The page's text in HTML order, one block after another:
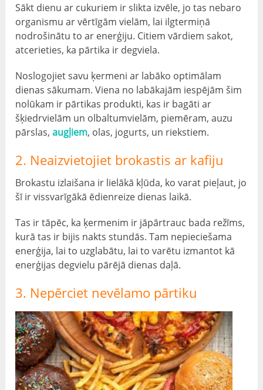
Sākt dienu ar cukuriem ir slikta izvēle, jo tas nebaro
organismu ar vērtīgām vielām, lai ilgtermiņā
nodrošinātu to ar enerģiju. Citiem vārdiem sakot,
atcerieties, ka pārtika ir degviela.
Noslogojiet savu ķermeni ar labāko optimālam
dienas sākumam. Viena no labākajām iespējām šim
nolūkam ir pārtikas produkti, kas ir bagāti ar
šķiedrvielām un olbaltumvielām, piemēram, auzu
pārslas,augļiem, olas, jogurts, un riekstiem.
2. Neaizvietojiet brokastis ar kafiju
Brokastu izlaišana ir lielākā kļūda, ko varat pieļaut, jo
šī ir vissvarīgākā ēdienreize dienas laikā.
Tas ir tāpēc, ka ķermenim ir jāpārtrauc bada režīms,
kurā tas ir bijis nakts stundās. Tam nepieciešama
enerģija, lai to uzglabātu, lai to varētu izmantot kā
enerģijas degvielu pārējā dienas daļā.
3. Nepērciet nevēlamo pārtiku